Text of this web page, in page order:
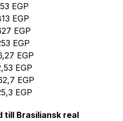
EGP
EGP
EGP
EGP
EGP
EGP
EGP
EGP
till Brasiliansk real